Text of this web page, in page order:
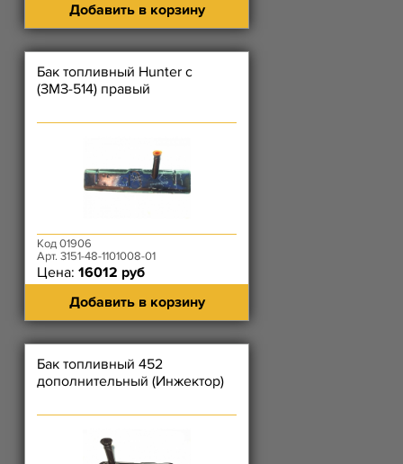
Добавить в корзину
Бак топливный Hunter с
(ЗМЗ-514) правый
Код 01906
Арт. 3151-48-1101008-01
Цена: 16012 руб
Добавить в корзину
Бак топливный 452
дополнительный (Инжектор)